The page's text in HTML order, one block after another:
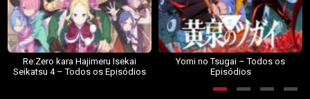
Re:Zero kara Hajimeru Isekai
Seikatsu 4 – Todos os Episódios
Yomi no Tsugai – Todos os
Episódios